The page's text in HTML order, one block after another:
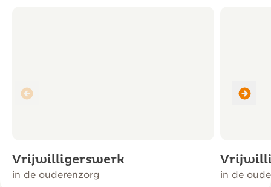
Vrijwilligerswerk
in de ouderenzorg in de